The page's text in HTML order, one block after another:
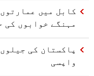
کابل میں
مہنگے خوابوں کی
واپسی